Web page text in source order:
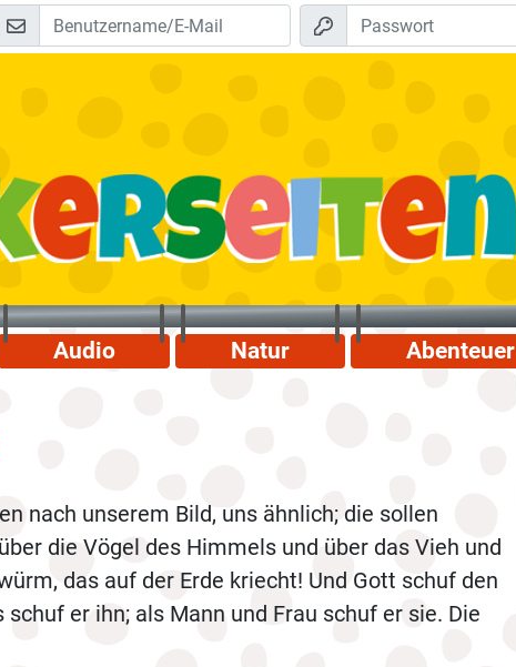
Audio Natur Abenteuer
nach unserem Bild, uns ähnlich; die sollen
die Vögel des Himmels und über das Vieh und
das auf der Erde kriecht! Und Gott schuf den
er ihn; als Mann und Frau schuf er sie. Die